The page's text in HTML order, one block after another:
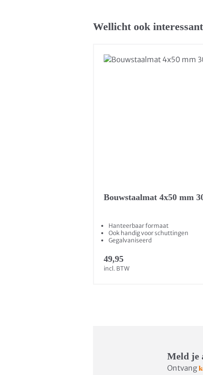
Wellicht ook interessant
Bouwstaalmat 4x50 mm
Hanteerbaar formaat
Ook handig voor schuttingen
Gegalvaniseerd
49,95
incl. BTW
Meld je
Ontvang